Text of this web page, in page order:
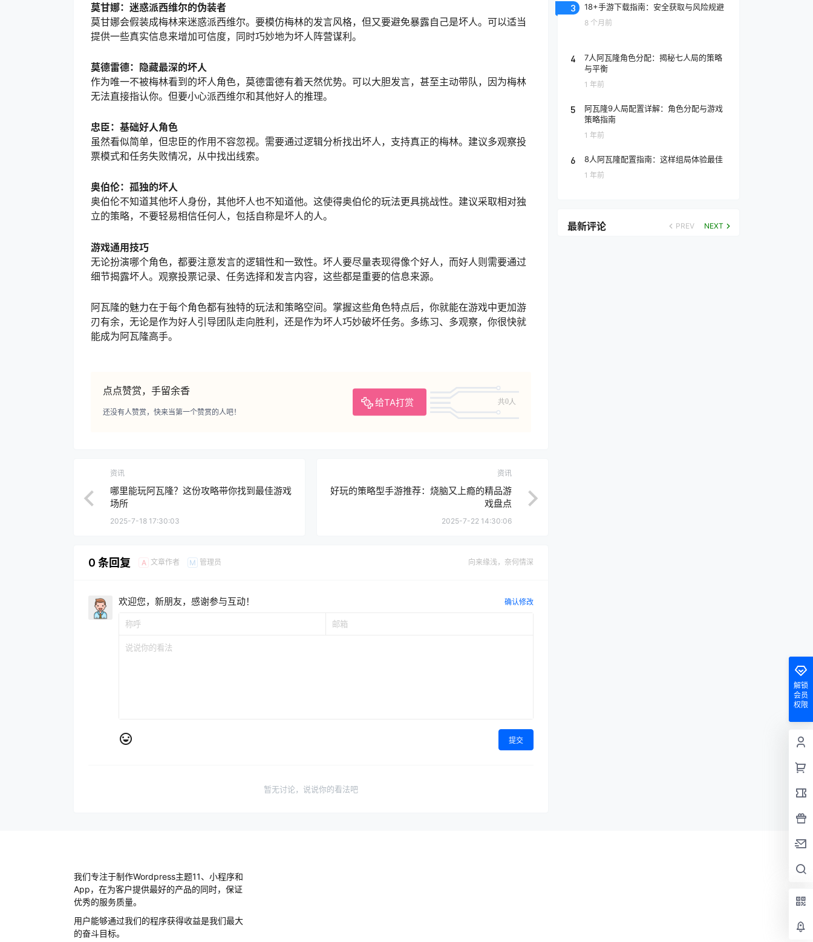
莫甘娜：迷惑派西维尔的伪装者
莫甘娜会假装成梅林来迷惑派西维尔。要模仿梅林的发言风格，但又要避免暴露自己是坏人。可以适当
提供一些真实信息来增加可信度，同时巧妙地为坏人阵营谋利。
莫德雷德：隐藏最深的坏人
作为唯一不被梅林看到的坏人角色，莫德雷德有着天然优势。可以大胆发言，甚至主动带队，因为梅林
无法直接指认你。但要小心派西维尔和其他好人的推理。
忠臣：基础好人角色
虽然看似简单，但忠臣的作用不容忽视。需要通过逻辑分析找出坏人，支持真正的梅林。建议多观察投
票模式和任务失败情况，从中找出线索。
奥伯伦：孤独的坏人
奥伯伦不知道其他坏人身份，其他坏人也不知道他。这使得奥伯伦的玩法更具挑战性。建议采取相对独
立的策略，不要轻易相信任何人，包括自称是坏人的人。
游戏通用技巧
无论扮演哪个角色，都要注意发言的逻辑性和一致性。坏人要尽量表现得像个好人，而好人则需要通过
细节揭露坏人。观察投票记录、任务选择和发言内容，这些都是重要的信息来源。
阿瓦隆的魅力在于每个角色都有独特的玩法和策略空间。掌握这些角色特点后，你就能在游戏中更加游
刃有余，无论是作为好人引导团队走向胜利，还是作为坏人巧妙破坏任务。多练习、多观察，你很快就
能成为阿瓦隆高手。
点点赞赏，手留余香
给TA打赏 共0人
还没有人赞赏，快来当第一个赞赏的人吧！
资讯
哪里能玩阿瓦隆？这份攻略带你找到最佳游戏
场所
2025-7-18 17:30:03
资讯
好玩的策略型手游推荐：烧脑又上瘾的精品游
戏盘点
2025-7-22 14:30:06
0 条回复 A 文章作者 M 管理员 向来缘浅，奈何情深
欢迎您，新朋友，感谢参与互动！ 确认修改
提交
暂无讨论，说说你的看法吧
3 18+手游下载指南：安全获取与风险规避
8 个月前
4
7人阿瓦隆角色分配：揭秘七人局的策略
与平衡
1 年前
5
阿瓦隆9人局配置详解：角色分配与游戏
策略指南
1 年前
6 8人阿瓦隆配置指南：这样组局体验最佳
1 年前
最新评论 PREV NEXT
解锁
会员
权限
我们专注于制作Wordpress主题11、小程序和
App，在为客户提供最好的产品的同时，保证
优秀的服务质量。
用户能够通过我们的程序获得收益是我们最大
的奋斗目标。